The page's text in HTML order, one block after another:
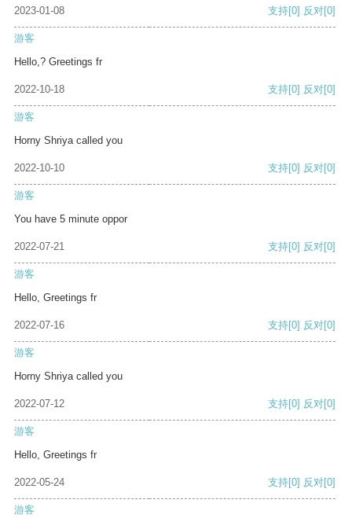
2023-01-08 支持[0] 反对[0]
游客
Hello,? Greetings fr
2022-10-18 支持[0] 反对[0]
游客
Horny Shriya called you
2022-10-10 支持[0] 反对[0]
游客
You have 5 minute oppor
2022-07-21 支持[0] 反对[0]
游客
Hello, Greetings fr
2022-07-16 支持[0] 反对[0]
游客
Horny Shriya called you
2022-07-12 支持[0] 反对[0]
游客
Hello, Greetings fr
2022-05-24 支持[0] 反对[0]
游客